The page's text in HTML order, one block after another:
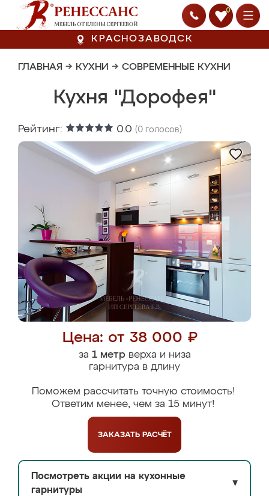
0
КРАСНОЗАВОДСК
ГЛАВНАЯ → КУХНИ → СОВРЕМЕННЫЕ КУХНИ
Кухня "Дорофея"
Рейтинг: 0.0 (0 голосов)
Цена: от 38 000 ₽
за 1 метрверха и низа
гарнитура в длину
Поможем рассчитать точную стоимость!
Ответим менее, чем за 15 минут!
ЗАКАЗАТЬ РАСЧЁТ
Посмотреть акции на кухонные
гарнитуры
▼